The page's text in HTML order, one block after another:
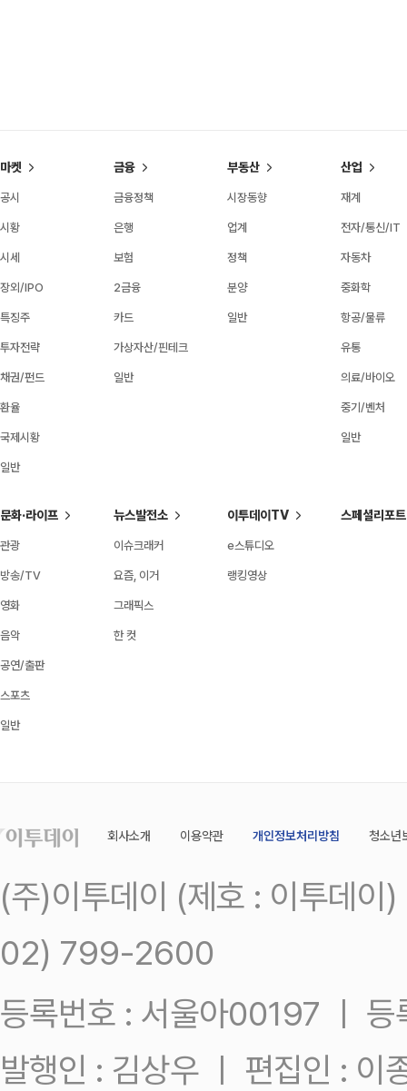
마켓
공시
시황
시세
장외/IPO
특징주
투자전략
채권/펀드
환율
국제시황
일반
금융
금융정책
은행
보험
2금융
카드
가상자산/핀테크
일반
부동산
시장동향
업계
정책
분양
일반
산업
재계
전자/통신/IT
자동차
중화학
항공/물류
유통
의료/바이오
중기/벤처
일반
문화·라이프
관광
방송/TV
영화
음악
공연/출판
스포츠
일반
뉴스발전소
이슈크래커
요즘, 이거
그래픽스
한 컷
이투데이TV
e스튜디오
랭킹영상
스페셜리포트
회사소개 이용약관 개인정보처리방침 청소년
(주)이투데이 (제호 : 이투데
02) 799-2600
등록번호 : 서울아00197 ㅣ
발행인 : 김상우 ㅣ 편집인 : 이